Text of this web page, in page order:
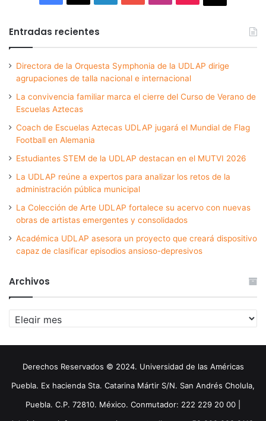
Entradas recientes
Directora de la Orquesta Symphonia de la UDLAP dirige
agrupaciones de talla nacional e internacional
La convivencia familiar marca el cierre del Curso de Verano de
Escuelas Aztecas
Coach de Escuelas Aztecas UDLAP jugará el Mundial de Flag
Football en Alemania
Estudiantes STEM de la UDLAP destacan en el MUTVI 2026
La UDLAP reúne a expertos para analizar los retos de la
administración pública municipal
La Colección de Arte UDLAP fortalece su acervo con nuevas
obras de artistas emergentes y consolidados
Académica UDLAP asesora un proyecto que creará dispositivo
capaz de clasificar episodios ansioso-depresivos
Archivos
Archivos
Derechos Reservados © 2024. Universidad de las Américas
Puebla. Ex hacienda Sta. Catarina Mártir S/N. San Andrés Cholula,
Puebla. C.P. 72810. México. Conmutador: 222 229 20 00 |